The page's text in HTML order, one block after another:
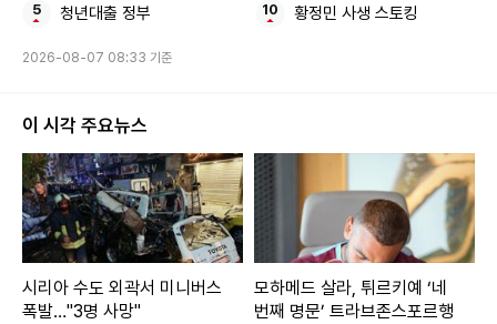
청년대출 정부 황정민 사생 스토킹
2026-08-07 08:33 기준
이 시각 주요뉴스
시리아 수도 외곽서 미니버스
폭발…"3명 사망"
모하메드 살라, 튀르키예 ‘네
번째 명문’ 트라브존스포르행